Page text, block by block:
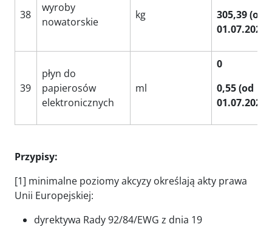
38
wyroby
nowatorskie
kg
305,39 (od
01.07.2020)
39
płyn do
papierosów
elektronicznych
ml
0
0,55 (od
01.07.2020)
Przypisy:
[1] minimalne poziomy akcyzy określają akty prawa
Unii Europejskiej:
dyrektywa Rady 92/84/EWG z dnia 19